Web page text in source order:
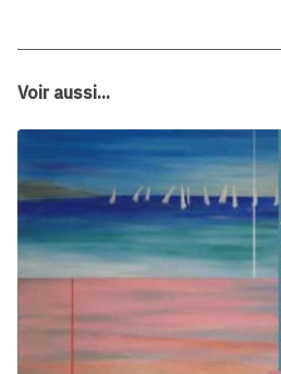
Voir aussi...